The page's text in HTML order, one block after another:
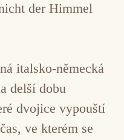
der Himmel
italsko-německá
delší dobu
dvojice vypouští
ve kterém se